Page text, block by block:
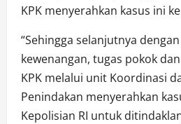
KPK menyerahkan kasus ini
“Sehingga selanjutnya
kewenangan, tugas pokok
KPK melalui unit Koordinasi
Penindakan menyerahkan
Kepolisian RI untuk